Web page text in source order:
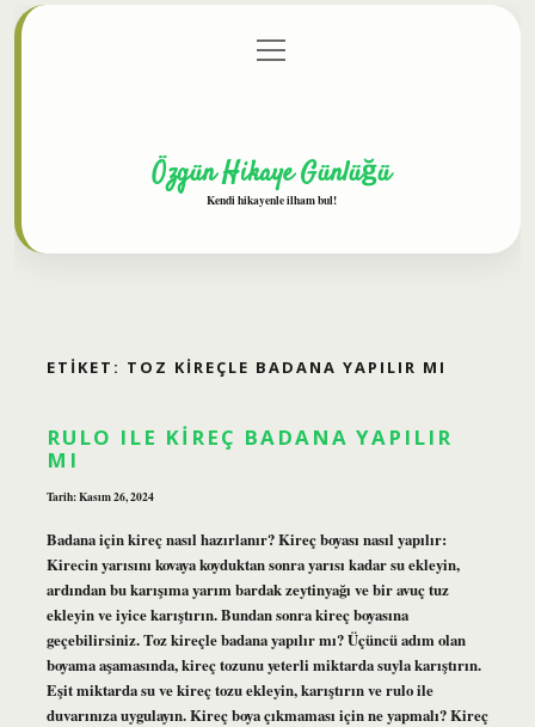
Gizlilik Politikası
menüyü
aç
Özgün Hikaye Günlüğü
Kendi hikayenle ilham bul!
ETIKET: TOZ KIREÇLE BADANA YAPILIR MI
RULO ILE KIREÇ BADANA YAPILIR
MI
Tarih: Kasım 26, 2024
Badana için kireç nasıl hazırlanır? Kireç boyası nasıl yapılır:
Kirecin yarısını kovaya koyduktan sonra yarısı kadar su ekleyin,
ardından bu karışıma yarım bardak zeytinyağı ve bir avuç tuz
ekleyin ve iyice karıştırın. Bundan sonra kireç boyasına
geçebilirsiniz. Toz kireçle badana yapılır mı? Üçüncü adım olan
boyama aşamasında, kireç tozunu yeterli miktarda suyla karıştırın.
Eşit miktarda su ve kireç tozu ekleyin, karıştırın ve rulo ile
duvarınıza uygulayın. Kireç boya çıkmaması için ne yapmalı? Kireç